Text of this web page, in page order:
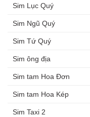
Sim Lục Quý
Sim Ngũ Quý
Sim Tứ Quý
Sim ông địa
Sim tam Hoa Đơn
Sim tam Hoa Kép
Sim Taxi 2